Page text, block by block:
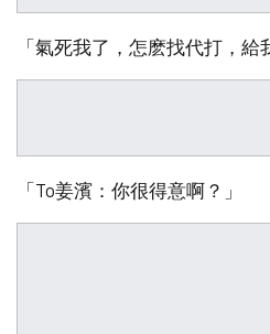
「氣死我了，怎麽找代打，給
「To姜濱：你很得意啊？」